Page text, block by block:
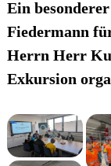
Ein
Fiedermann
Herrn Herr
Exkursion